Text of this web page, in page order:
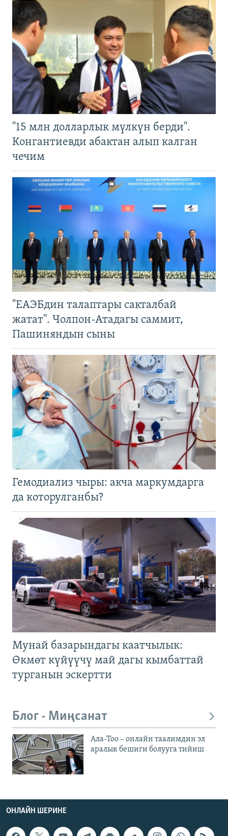
"15 млн долларлык мүлкүн берди".
Конгантиевди абактан алып калган
чечим
"ЕАЭБдин талаптары сакталбай
жатат". Чолпон-Атадагы саммит,
Пашиняндын сыны
Гемодиализ чыры: акча маркумдарга
да которулганбы?
Мунай базарындагы каатчылык:
Өкмөт күйүүчү май дагы кымбаттай
турганын эскертти
Блог - Миңсанат
Ала-Тоо – онлайн таалимдин эл
аралык бешиги болууга тийиш
ОНЛАЙН ШЕРИНЕ